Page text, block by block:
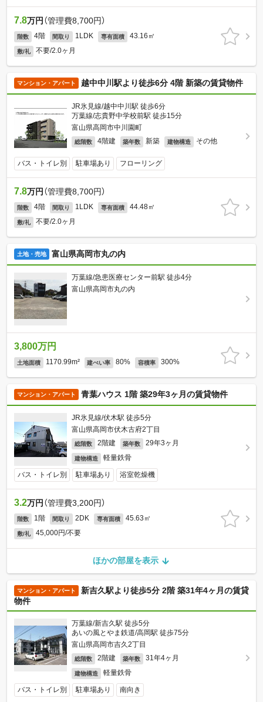
7.8万円 （管理費8,700円）
階数 4階 間取り 1LDK 専有面積 43.16㎡
敷/礼 不要/2.0ヶ月
マンション・アパート 越中中川駅より徒歩6分 4階 新築の賃貸物件
JR氷見線/越中中川駅 徒歩6分
万葉線/志貴野中学校前駅 徒歩15分
富山県高岡市中川園町
総階数 4階建 築年数 新築 建物構造 その他
バス・トイレ別 駐車場あり フローリング
7.8万円 （管理費8,700円）
階数 4階 間取り 1LDK 専有面積 44.48㎡
敷/礼 不要/2.0ヶ月
土地・売地 富山県高岡市丸の内
万葉線/急患医療センター前駅 徒歩4分
富山県高岡市丸の内
3,800万円
土地面積 1170.99m² 建ぺい率 80% 容積率 300%
マンション・アパート 青葉ハウス 1階 築29年3ヶ月の賃貸物件
JR氷見線/伏木駅 徒歩5分
富山県高岡市伏木古府2丁目
総階数 2階建 築年数 29年3ヶ月
建物構造 軽量鉄骨
バス・トイレ別 駐車場あり 浴室乾燥機
3.2万円 （管理費3,200円）
階数 1階 間取り 2DK 専有面積 45.63㎡
敷/礼 45,000円/不要
ほかの部屋を表示
マンション・アパート
新吉久駅より徒歩5分 2階 築31年4ヶ月の賃貸
物件
万葉線/新吉久駅 徒歩5分
あいの風とやま鉄道/高岡駅 徒歩75分
富山県高岡市吉久2丁目
総階数 2階建 築年数 31年4ヶ月
建物構造 軽量鉄骨
バス・トイレ別 駐車場あり 南向き